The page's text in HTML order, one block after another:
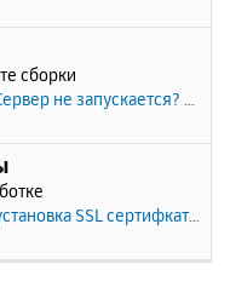
сборки
не запускается? Пи…
SSL сертифката